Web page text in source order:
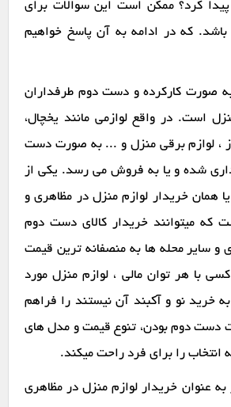
کرد؟ ممکن است این سوالات برای
که در ادامه به آن پاسخ خواهیم
به صورت کارکرده و دست دوم طرفداران
است. در واقع لوازمی مانند یخچال،
، لوازم برقی منزل و ... به صورت دست
شده و یا به فروش می رسد. یکی از
همان خریدار لوازم منزل در مظاهری و
که میتوانند خریدار کالای دست دوم
و سایر محله ها به منصفانه ترین قیمت
با هر توان مالی ، لوازم منزل مورد
به خرید نو و آکبند آن نیستند را فراهم
دست دوم بودن، تنوع قیمت و مدل های
انتخاب را برای فرد راحت میکند.
عنوان خریدار لوازم منزل در مظاهری